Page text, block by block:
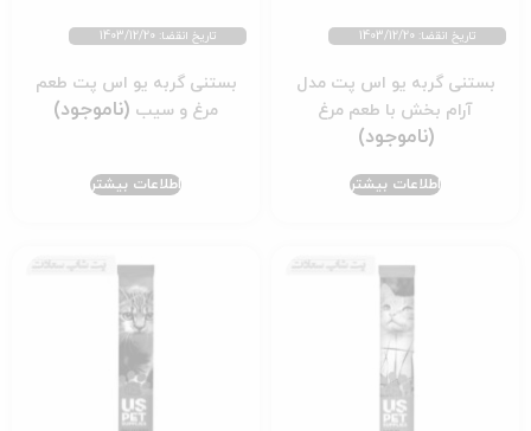
تاریخ انقضا: 1403/12/20
بستنی گربه یو اس پت مدل
آرام بخش با طعم مرغ
اطلاعات بیشتر
تاریخ انقضا: 1403/12/20
بستنی گربه یو اس پت طعم
مرغ و سیب
اطلاعات بیشتر